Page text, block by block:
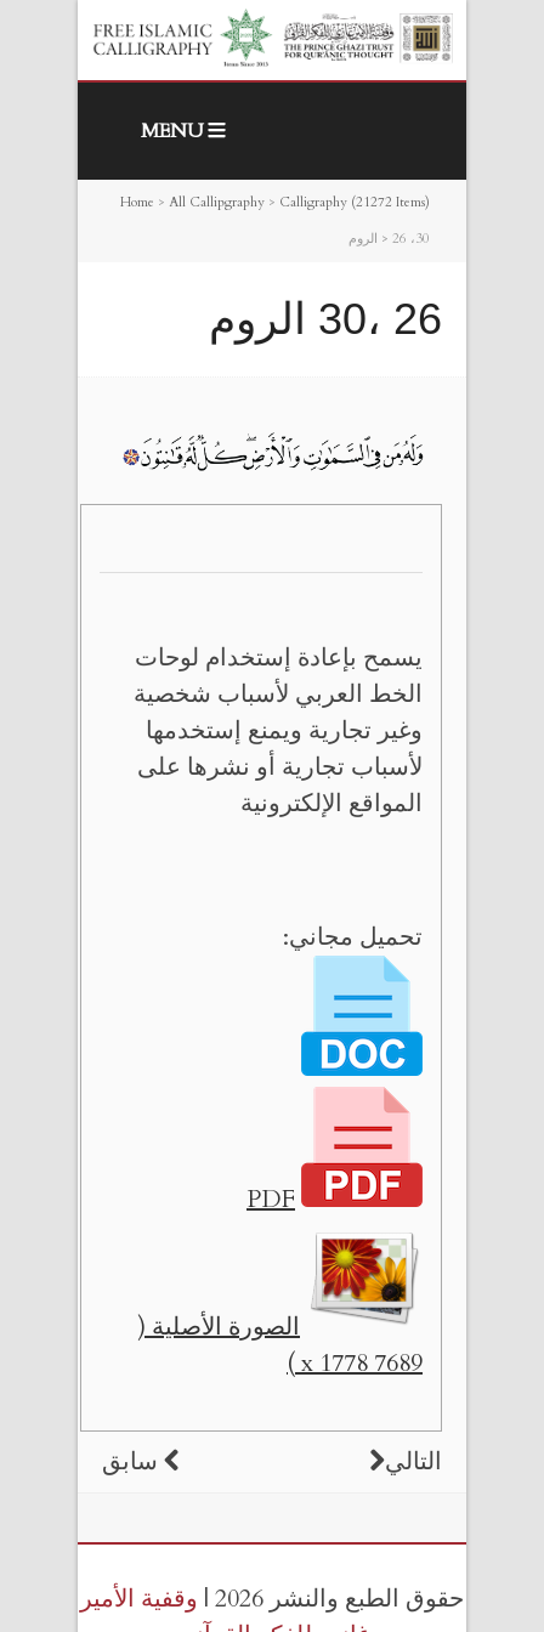
MENU
Home > All Callipgraphy > Calligraphy (21272 Items)
> 26 ،30 الروم
26 ،30 الروم
يسمح بإعادة إستخدام لوحات
الخط العربي لأسباب شخصية
وغير تجارية ويمنع إستخدمها
لأسباب تجارية أو نشرها على
المواقع الإلكترونية
تحميل مجاني:
PDF
الصورة الأصلية (
7689 x 1778 )
سابق التالي
حقوق الطبع والنشر 2026 |
وقفية الأمير